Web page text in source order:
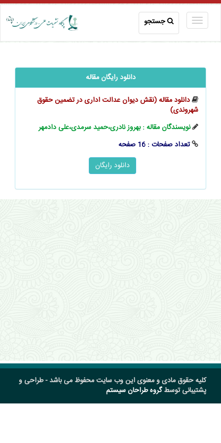
جستجو
دانلود رایگان مقاله
دانلود مقاله (نقش دیوان عدالت اداری در تضمین حقوق
شهروندی)
نویسندگان مقاله : بهروز نادری،حمید سرمدی،علی دادمهر
تعداد صفحات : 16 صفحه
کلیه حقوق مادی و معنوی این وب سایت محفوظ می باشد - طراحی و
پشتیبانی توسطگروه طراحان سیستم